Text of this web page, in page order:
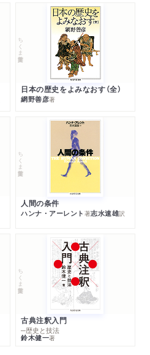
ちくま学芸文庫
日本の歴史をよみなおす（全）
網野善彦著
ちくま学芸文庫
人間の条件
ハンナ・アーレント 著志水速雄訳
ちくま学芸文庫
古典注釈入門
─歴史と技法
鈴木健一著